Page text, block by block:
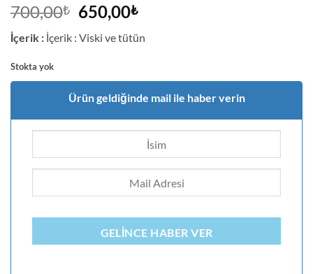
3
müşteri
puanına
dayanarak
5
4.67puan
aldı
700,00₺ Orijinal
fiyat:
700,00₺.
650,00₺Şu
fiyat:
İçerik : İçerik : Viski ve tütün
Stokta yok
Ürün geldiğinde mail ile haber verin
GELINCE HABER VER